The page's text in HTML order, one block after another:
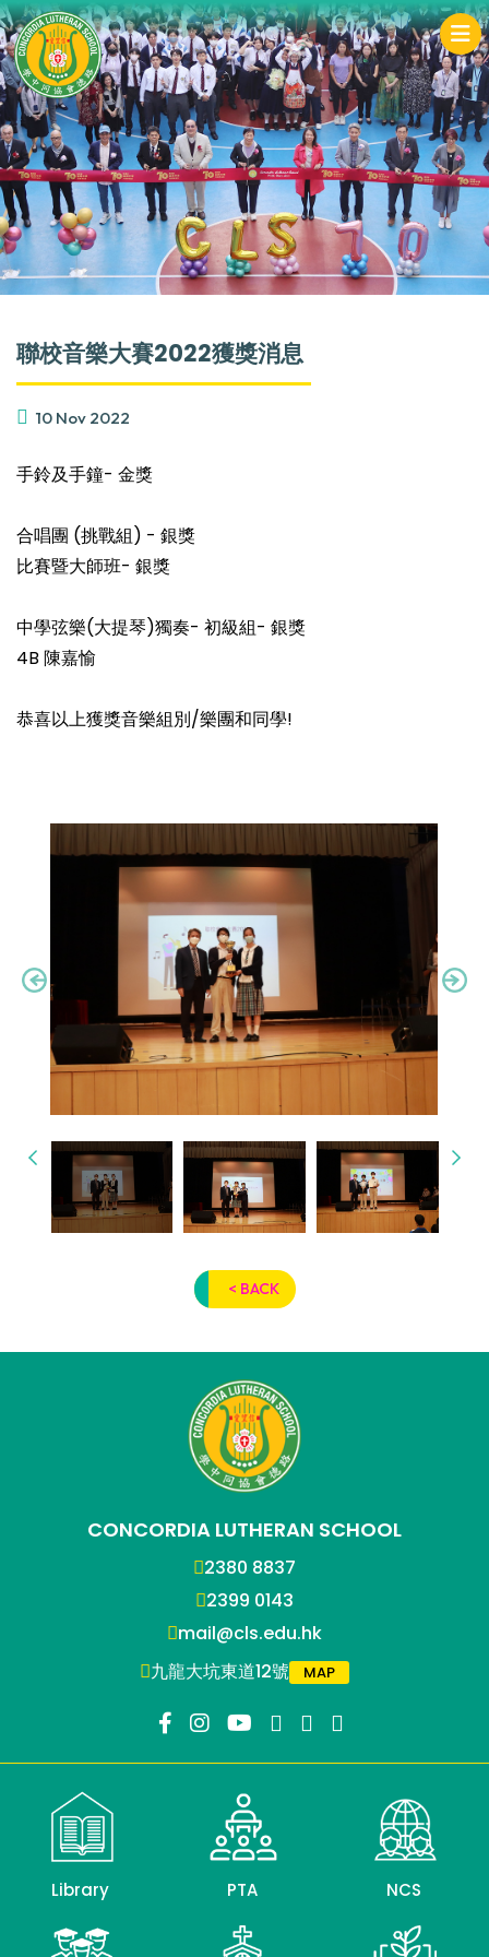
聯校音樂大賽2022獲獎消息
10 Nov 2022
手鈴及手鐘- 金獎
合唱團 (挑戰組) - 銀獎
比賽暨大師班- 銀獎
中學弦樂(大提琴)獨奏- 初級組- 銀獎
4B 陳嘉愉
恭喜以上獲獎音樂組別/樂團和同學!
< BACK
CONCORDIA LUTHERAN SCHOOL
2380 8837
2399 0143
mail@cls.edu.hk
九龍大坑東道12號
MAP
Library PTA NCS